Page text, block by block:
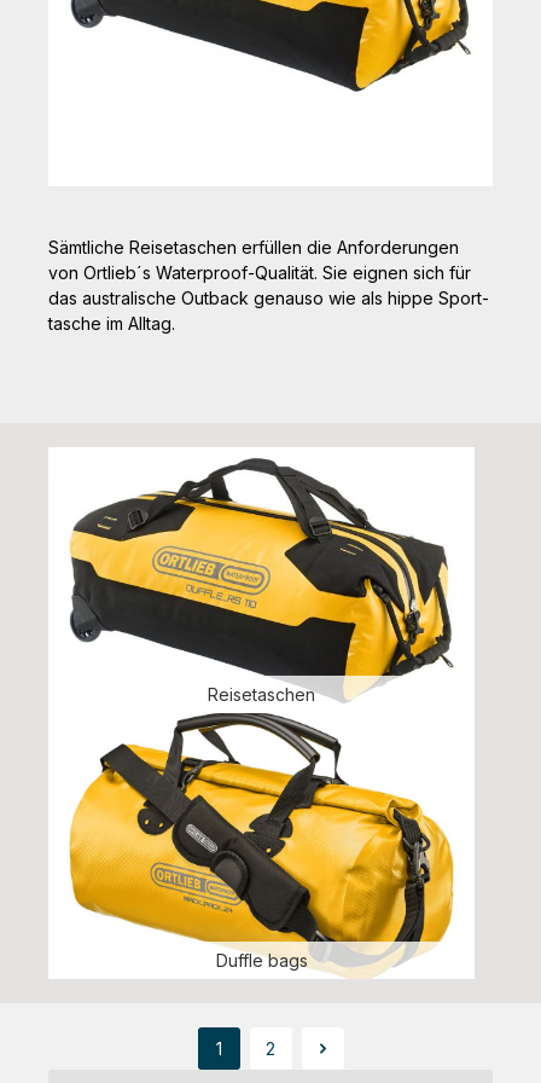
Sämtliche Reisetaschen erfüllen die Anforderungen
von Ortlieb´s Water­proof-Qualität. Sie eignen sich für
das australische Outback genauso wie als hippe Sport­
tasche im Alltag.
Reisetaschen
Duffle bags
Seite
1
Seite
2